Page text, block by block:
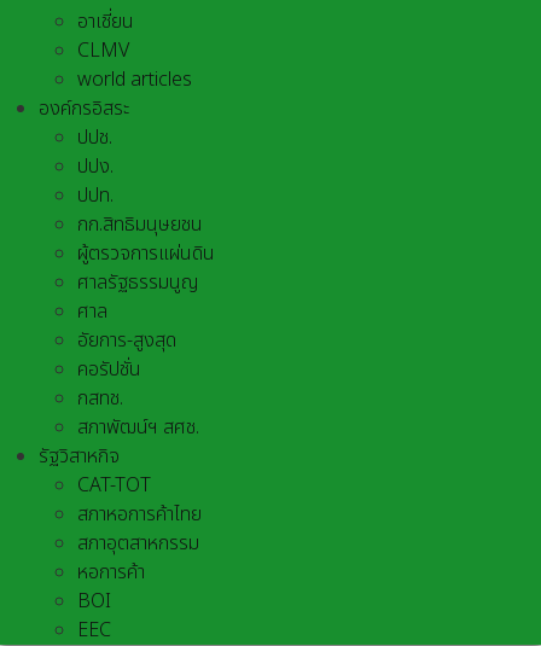
อาเชี่ยน
CLMV
world articles
องค์กรอิสระ
ปปช.
ปปง.
ปปท.
กก.สิทธิมนุษยชน
ผู้ตรวจการแผ่นดิน
ศาลรัฐธรรมนูญ
ศาล
อัยการ-สูงสุด
คอรัปชั่น
กสทช.
สภาพัฒน์ฯ สศช.
รัฐวิสาหกิจ
CAT-TOT
สภาหอการค้าไทย
สภาอุตสาหกรรม
หอการค้า
BOI
EEC